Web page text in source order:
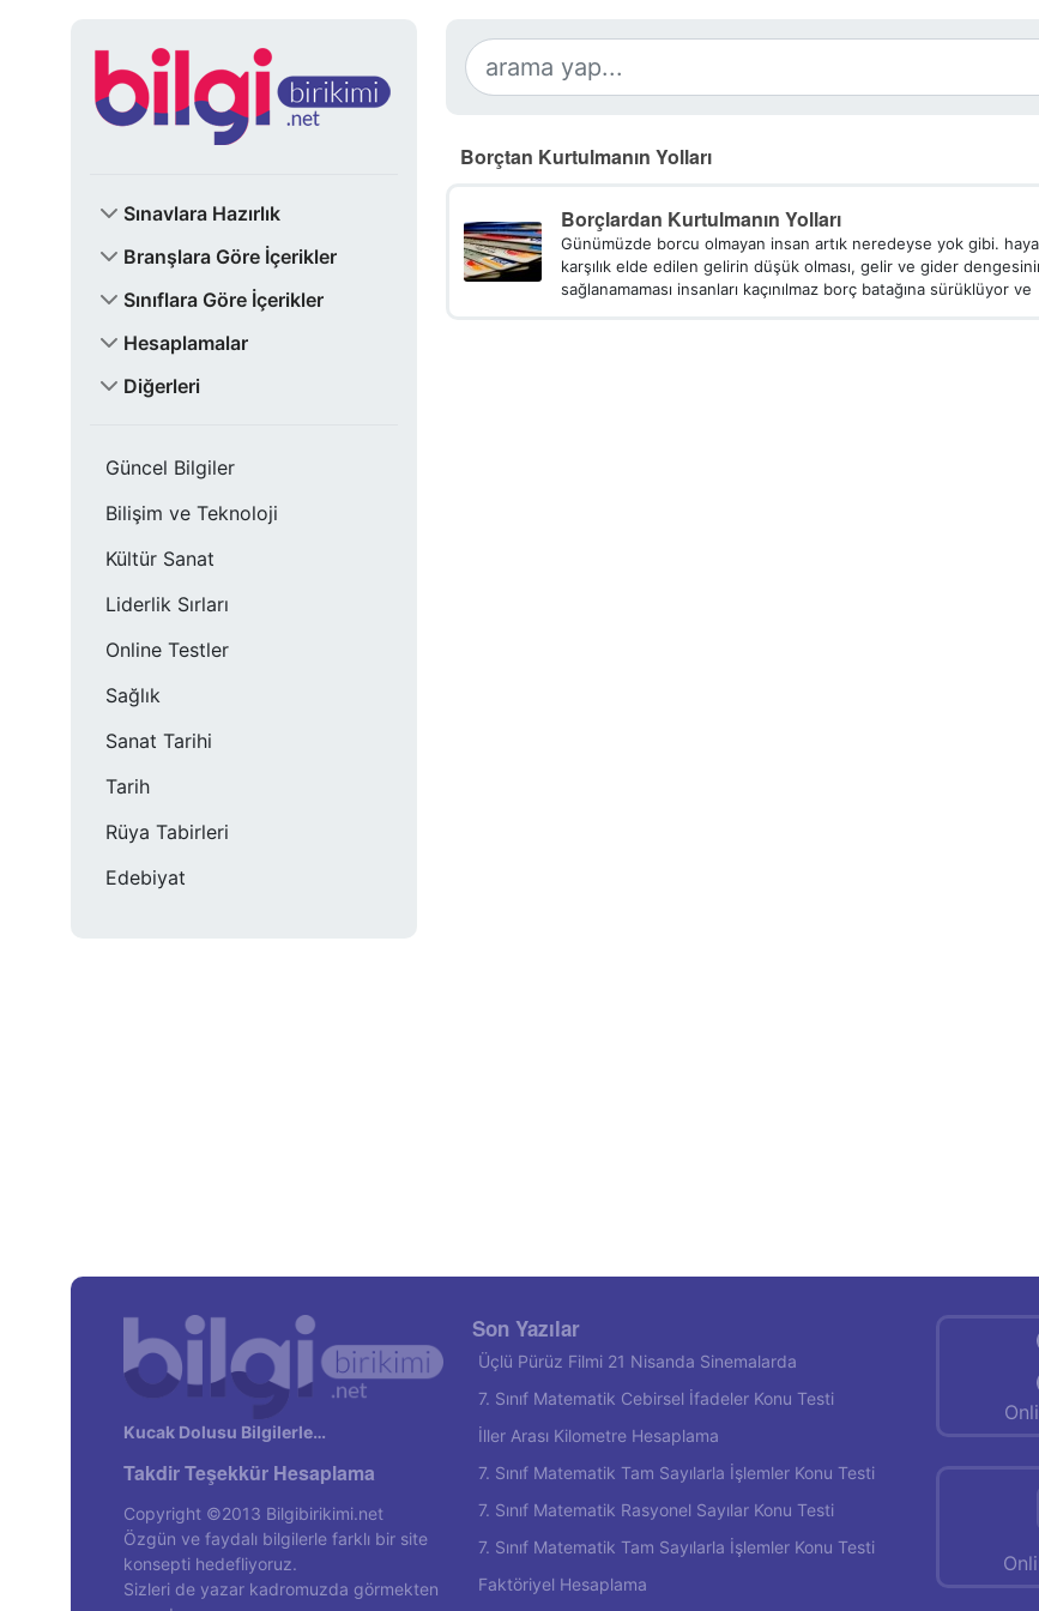
Sınavlara Hazırlık
Branşlara Göre İçerikler
Sınıflara Göre İçerikler
Hesaplamalar
Diğerleri
Güncel Bilgiler
Bilişim ve Teknoloji
Kültür Sanat
Liderlik Sırları
Online Testler
Sağlık
Sanat Tarihi
Tarih
Rüya Tabirleri
Edebiyat
Borçtan Kurtulmanın Yolları
Borçlardan Kurtulmanın Yolları
Günümüzde borcu olmayan insan artık neredeyse yok gibi. hayat
karşılık elde edilen gelirin düşük olması, gelir ve gider
sağlanamaması insanları kaçınılmaz borç batağına sürüklüyor ve
Kucak Dolusu Bilgilerle…
Takdir Teşekkür Hesaplama
Copyright ©2013 Bilgibirikimi.net
Özgün ve faydalı bilgilerle farklı bir site
konsepti hedefliyoruz.
Sizleri de yazar kadromuzda görmekten
Son Yazılar
Üçlü Pürüz Filmi 21 Nisanda Sinemalarda
7. Sınıf Matematik Cebirsel İfadeler Konu Testi
İller Arası Kilometre Hesaplama
7. Sınıf Matematik Tam Sayılarla İşlemler Konu Testi
7. Sınıf Matematik Rasyonel Sayılar Konu Testi
7. Sınıf Matematik Tam Sayılarla İşlemler Konu Testi
Faktöriyel Hesaplama